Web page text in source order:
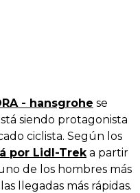
- hansgrohe se
siendo protagonista
ciclista. Según los
por Lidl-Trek a partir
de los hombres más
llegadas más rápidas.